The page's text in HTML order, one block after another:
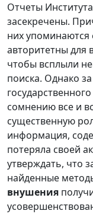
Отчеты
засекречены.
них
авторитетны
чтобы всплыли
поиска. Однако
сомнению все и
существенную
информация,
потеряла своей
утверждать, что
найденные
внушения